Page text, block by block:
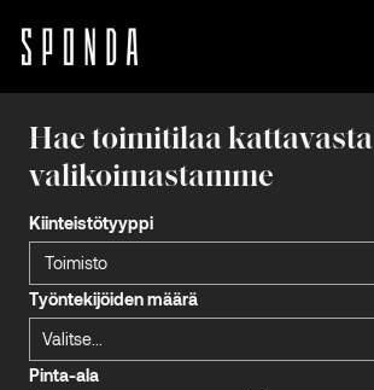
sisältöön
Hae toimitilaa kattavasta
valikoimastamme
Kiinteistötyyppi
Toimisto
Työntekijöiden määrä
Valitse...
Pinta-ala